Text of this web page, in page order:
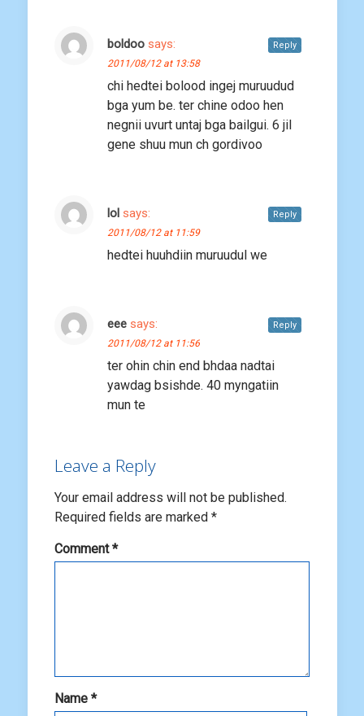
boldoo says:
2011/08/12 at 13:58
chi hedtei bolood ingej muruudud
bga yum be. ter chine odoo hen
negnii uvurt untaj bga bailgui. 6 jil
gene shuu mun ch gordivoo
Reply
lol says:
2011/08/12 at 11:59
hedtei huuhdiin muruudul we
Reply
eee says:
2011/08/12 at 11:56
ter ohin chin end bhdaa nadtai
yawdag bsishde. 40 myngatiin
mun te
Reply
Leave a Reply
Your email address will not be published.
Required fields are marked *
Comment*
Name *